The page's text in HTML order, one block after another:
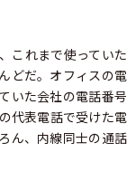
これまで使っていた
どだ。オフィスの電
いた会社の電話番号
代表電話で受けた電
ん、内線同士の通話